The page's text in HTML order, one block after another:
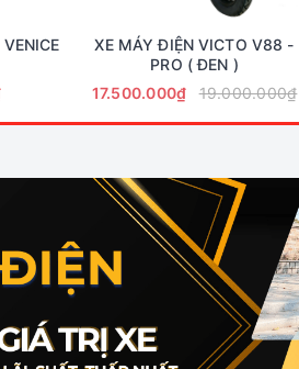
XE MÁY ĐIỆN VICTO V88 -
PRO ( ĐEN )
17.500.000₫
19.000.000₫